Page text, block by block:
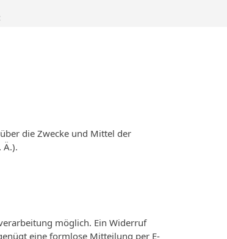
die Zwecke und Mittel der
Ä.).
möglich. Ein Widerruf
eine formlose Mitteilung per E-